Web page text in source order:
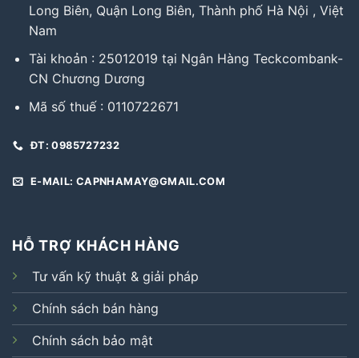
Long Biên, Quận Long Biên, Thành phố Hà Nội , Việt
Nam
Tài khoản : 25012019 tại Ngân Hàng Teckcombank-
CN Chương Dương
Mã số thuế : 0110722671
ĐT: 0985727232
E-MAIL: CAPNHAMAY@GMAIL.COM
HỖ TRỢ KHÁCH HÀNG
Tư vấn kỹ thuật & giải pháp
Chính sách bán hàng
Chính sách bảo mật